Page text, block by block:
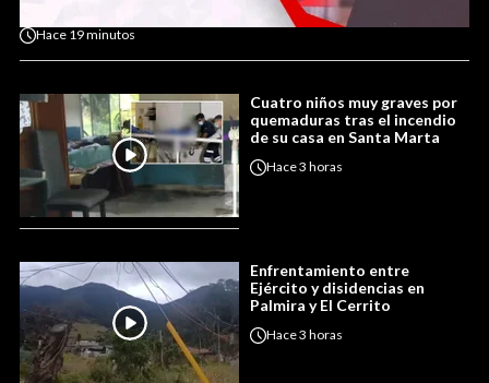
Hace 19 minutos
Cuatro niños muy graves por
quemaduras tras el incendio
de su casa en Santa Marta
Hace3 horas
Enfrentamiento entre
Ejército y disidencias en
Palmira y El Cerrito
Hace3 horas